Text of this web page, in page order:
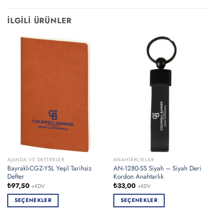
İLGILI ÜRÜNLER
AJANDA VE DEFTERLER
BayraklıCGZ-YSL Yeşil Tarihsiz
Defter
₺97,50 +KDV
SEÇENEKLER
ANAHTARLIKLAR
AN-1280-SS Siyah – Siyah Deri
Kordon Anahtarlık
₺33,00 +KDV
SEÇENEKLER